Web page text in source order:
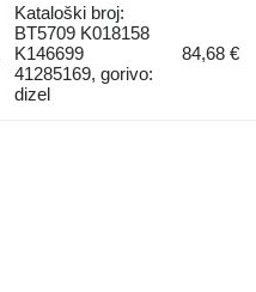
Kataloški broj:
BT5709 K018158
K146699
41285169, gorivo:
dizel
84,68 €